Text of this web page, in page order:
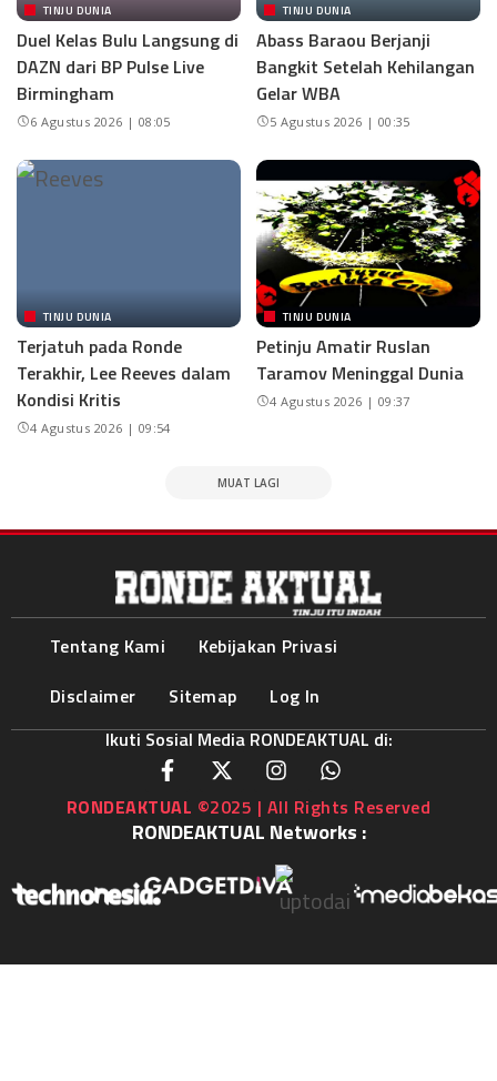
TINJU DUNIA
Duel Kelas Bulu Langsung di
DAZN dari BP Pulse Live
Birmingham
6 Agustus 2026 | 08:05
TINJU DUNIA
Abass Baraou Berjanji
Bangkit Setelah Kehilangan
Gelar WBA
5 Agustus 2026 | 00:35
TINJU DUNIA
Terjatuh pada Ronde
Terakhir, Lee Reeves dalam
Kondisi Kritis
4 Agustus 2026 | 09:54
TINJU DUNIA
Petinju Amatir Ruslan
Taramov Meninggal Dunia
4 Agustus 2026 | 09:37
MUAT LAGI
Tentang Kami
Kebijakan Privasi
Disclaimer
Sitemap
Log In
Ikuti Sosial Media RONDEAKTUAL di:
RONDEAKTUAL ©2025 | All Rights Reserved
RONDEAKTUAL Networks :